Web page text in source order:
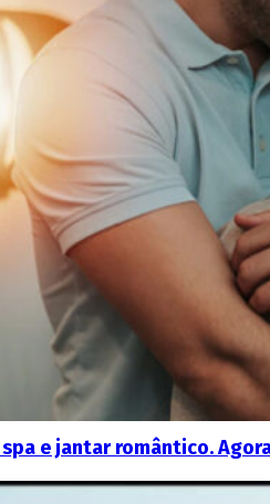
spa e jantar romântico.